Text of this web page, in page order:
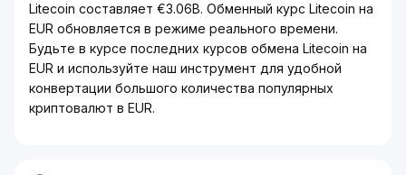
Litecoin составляет €3.06B. Обменный курс Litecoin на
EUR обновляется в режиме реального времени.
Будьте в курсе последних курсов обмена Litecoin на
EUR и используйте наш инструмент для удобной
конвертации большого количества популярных
криптовалют в EUR.